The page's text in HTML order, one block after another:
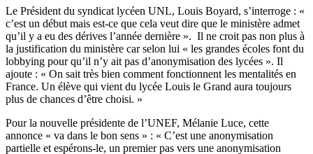
Le Président du syndicat lycéen UNL, Louis Boyard, s’interroge : «
c’est un début mais est-ce que cela veut dire que le ministère admet
qu’il y a eu des dérives l’année dernière ». Il ne croit pas non plus à
la justification du ministère car selon lui « les grandes écoles font du
lobbying pour qu’il n’y ait pas d’anonymisation des lycées ». Il
ajoute : « On sait très bien comment fonctionnent les mentalités en
France. Un élève qui vient du lycée Louis le Grand aura toujours
plus de chances d’être choisi. »
Pour la nouvelle présidente de l’UNEF, Mélanie Luce, cette
annonce « va dans le bon sens » : « C’est une anonymisation
partielle et espérons-le, un premier pas vers une anonymisation